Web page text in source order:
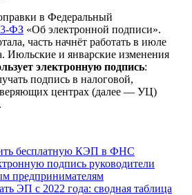
в Федеральный
ФЗ «Об электронной подписи».
часть начнёт работать в июле
Июльские и январские изменения
электронную подпись:
подпись в налоговой,
центрах (далее — УЦ)
бесплатную КЭП в ФНС
подпись руководители
предпринимателям
ЭП с 2022 года: сводная таблица